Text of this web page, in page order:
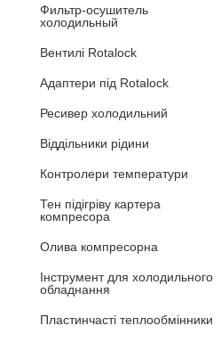
Фильтр-осушитель
холодильный
Вентилі Rotalock
Адаптери під Rotalock
Ресивер холодильний
Віддільники рідини
Контролери температури
Тен підігріву картера
компресора
Олива компресорна
Інструмент для холодильного
обладнання
Пластинчасті теплообмінники